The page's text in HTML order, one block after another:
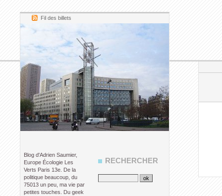
RECHERCHER
Blog d'Adrien Saumier,
Europe Écologie Les
Verts Paris 13e. De la
politique beaucoup, du
75013 un peu, ma vie par
petites touches. Du geek
Fil des billets